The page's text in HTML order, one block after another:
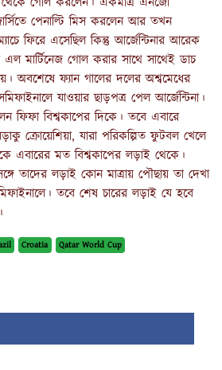
পেনাল্টি মিস করলেন আর তখন
ফিরে এসেছিল কিন্তু আর্জেন্টিনার আরেক
এল মার্টিনেজ গোল করার সাথে সাথেই ডাচ
অবশেষে ফ্যান গালের দলের অশ্বমেধের
যাওয়ার ছাড়পত্র পেল আর্জেন্টিনা।
বিশ্বকাপের দিকে। তবে এবারে
ক্রোয়েশিয়া, যারা পরিকল্পিত ফুটবল খেলে
এবারের মত বিশ্বকাপের লড়াই থেকে।
তাদের লড়াই কোন মাত্রায় পৌছায় তা দেখা
তবে শেষ চারের লড়াই যে হবে
Croatia Qatar World Cup